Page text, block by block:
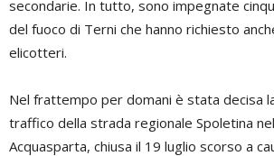
secondarie. In tutto, sono impegnate
del fuoco di Terni che hanno richiesto
elicotteri.
Nel frattempo per domani è stata decisa
traffico della strada regionale Spoletina
Acquasparta, chiusa il 19 luglio scorso a